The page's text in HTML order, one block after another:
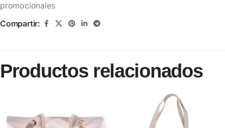
promocionales
Compartir:
Productos relacionados